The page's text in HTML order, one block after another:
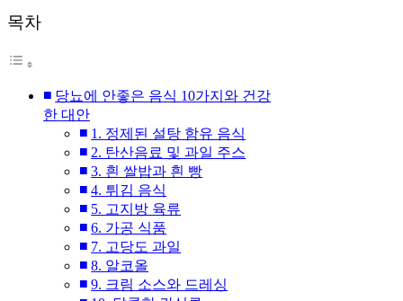
목차
당뇨에 안좋은 음식 10가지와 건강
한 대안
1. 정제된 설탕 함유 음식
2. 탄산음료 및 과일 주스
3. 흰 쌀밥과 흰 빵
4. 튀김 음식
5. 고지방 육류
6. 가공 식품
7. 고당도 과일
8. 알코올
9. 크림 소스와 드레싱